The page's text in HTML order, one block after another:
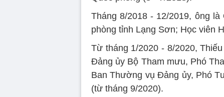
Tháng 8/2018 - 12/2019, ông
phòng tỉnh Lạng Sơn; Học viên
Từ tháng 1/2020 - 8/2020,
Đảng ủy Bộ Tham mưu, Phó
Ban Thường vụ Đảng ủy, Phó
(từ tháng 9/2020).